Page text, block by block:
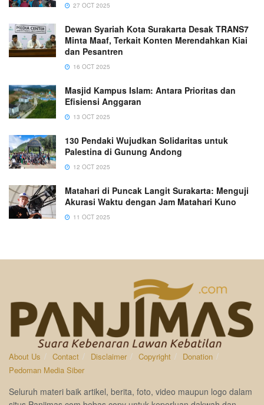
27 OCT 2025
Dewan Syariah Kota Surakarta Desak TRANS7
Minta Maaf, Terkait Konten Merendahkan Kiai
dan Pesantren
16 OCT 2025
Masjid Kampus Islam: Antara Prioritas dan
Efisiensi Anggaran
13 OCT 2025
130 Pendaki Wujudkan Solidaritas untuk
Palestina di Gunung Andong
12 OCT 2025
Matahari di Puncak Langit Surakarta: Menguji
Akurasi Waktu dengan Jam Matahari Kuno
11 OCT 2025
About Us Contact Disclaimer Copyright
Donation
Pedoman Media Siber
Seluruh materi baik artikel, berita, foto, video maupun logo dalam